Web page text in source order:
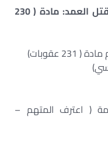
– ما هي الظروف المشددة في القتل العمد: مادة ( 230
( اعترف المتهم –